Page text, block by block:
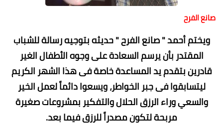
صانع الفرح
ويختم أحمد " صانع الفرح " حديثه بتوجيه رسالة للشباب
المقتدر بأن يرسم السعادة على وجوه الأطفال الغير
قادرين بتقدم يد المساعدة خاصة فى هذا الشهر الكريم
ليتسابقوا فى جبر الخواطر، ويسعوا دائماً لعمل الخير
والسعي وراء الرزق الحلال والتفكير بمشروعات صغيرة
مربحة لتكون مصدراً للرزق فيما بعد.